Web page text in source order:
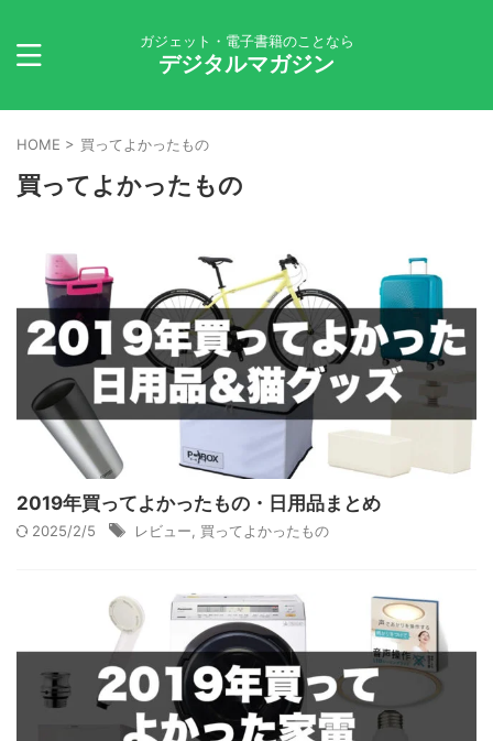
ガジェット・電子書籍のことなら
デジタルマガジン
HOME > 買ってよかったもの
買ってよかったもの
2019年買ってよかったもの・日用品まとめ
2025/2/5 レビュー 買ってよかったもの